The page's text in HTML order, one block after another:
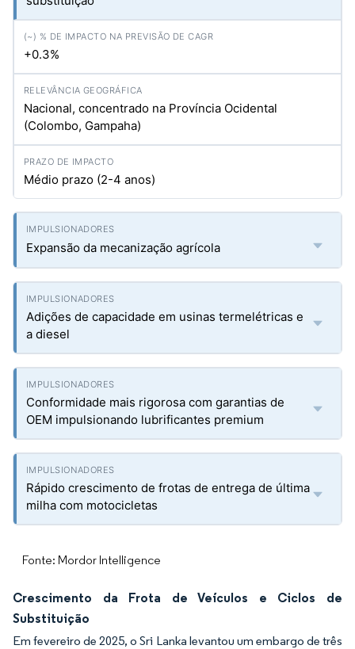
+0.3%
Nacional, concentrado na Província Ocidental
(Colombo, Gampaha)
Médio prazo (2-4 anos)
Expansão da mecanização agrícola
Adições de capacidade em usinas termelétricas e
a diesel
Conformidade mais rigorosa com garantias de
OEM impulsionando lubrificantes premium
Rápido crescimento de frotas de entrega de última
milha com motocicletas
Fonte: Mordor Intelligence
Crescimento da Frota de Veículos e Ciclos de
Substituição
Em fevereiro de 2025, o Sri Lanka levantou um embargo de três